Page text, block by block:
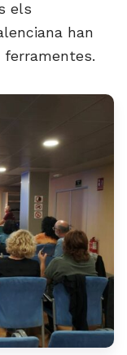
els
han
ferramentes.